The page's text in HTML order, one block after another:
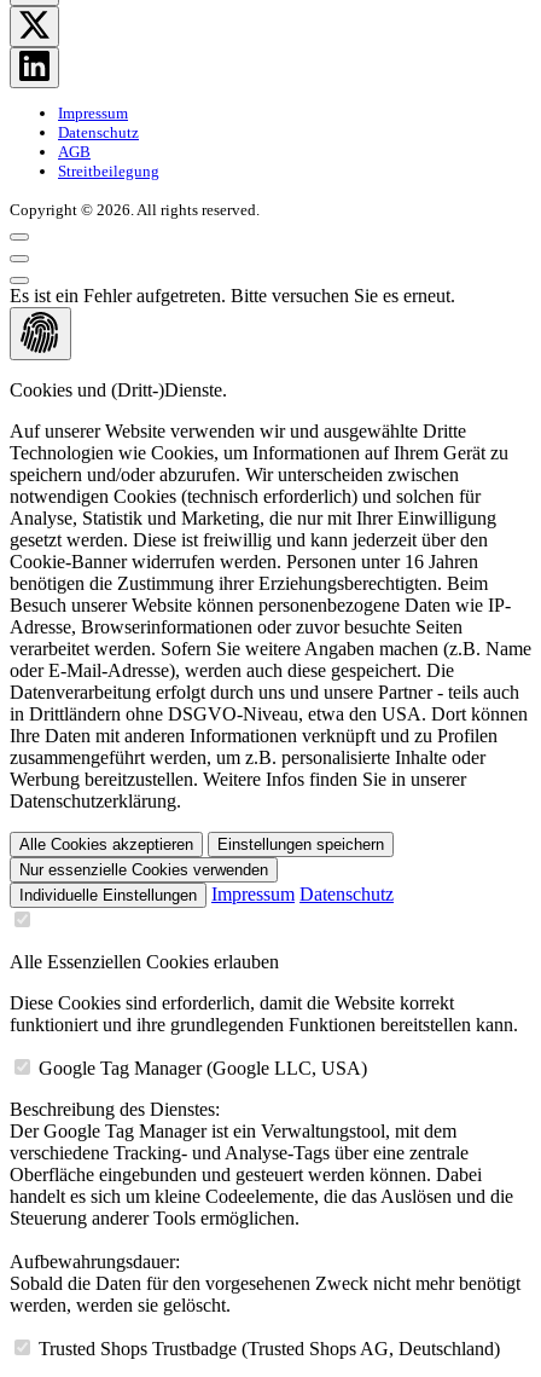
Impressum
Datenschutz
AGB
Streitbeilegung
Copyright © 2026. All rights reserved.
Es ist ein Fehler aufgetreten. Bitte versuchen Sie es erneut.
Cookies und (Dritt-)Dienste.
Auf unserer Website verwenden wir und ausgewählte Dritte
Technologien wie Cookies, um Informationen auf Ihrem Gerät zu
speichern und/oder abzurufen. Wir unterscheiden zwischen
notwendigen Cookies (technisch erforderlich) und solchen für
Analyse, Statistik und Marketing, die nur mit Ihrer Einwilligung
gesetzt werden. Diese ist freiwillig und kann jederzeit über den
Cookie-Banner widerrufen werden. Personen unter 16 Jahren
benötigen die Zustimmung ihrer Erziehungsberechtigten. Beim
Besuch unserer Website können personenbezogene Daten wie IP-
Adresse, Browserinformationen oder zuvor besuchte Seiten
verarbeitet werden. Sofern Sie weitere Angaben machen (z.B. Name
oder E-Mail-Adresse), werden auch diese gespeichert. Die
Datenverarbeitung erfolgt durch uns und unsere Partner - teils auch
in Drittländern ohne DSGVO-Niveau, etwa den USA. Dort können
Ihre Daten mit anderen Informationen verknüpft und zu Profilen
zusammengeführt werden, um z.B. personalisierte Inhalte oder
Werbung bereitzustellen. Weitere Infos finden Sie in unserer
Datenschutzerklärung.
Alle Cookies akzeptieren
Einstellungen speichern
Nur essenzielle Cookies verwenden
Individuelle Einstellungen
Impressum Datenschutz
Alle Essenziellen Cookies erlauben
Diese Cookies sind erforderlich, damit die Website korrekt
funktioniert und ihre grundlegenden Funktionen bereitstellen kann.
Google Tag Manager (Google LLC, USA)
Beschreibung des Dienstes:
Der Google Tag Manager ist ein Verwaltungstool, mit dem
verschiedene Tracking- und Analyse-Tags über eine zentrale
Oberfläche eingebunden und gesteuert werden können. Dabei
handelt es sich um kleine Codeelemente, die das Auslösen und die
Steuerung anderer Tools ermöglichen.
Aufbewahrungsdauer:
Sobald die Daten für den vorgesehenen Zweck nicht mehr benötigt
werden, werden sie gelöscht.
Trusted Shops Trustbadge (Trusted Shops AG, Deutschland)